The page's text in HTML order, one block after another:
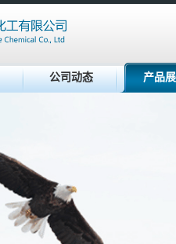
公司动态 产品